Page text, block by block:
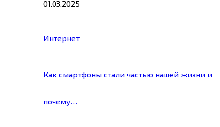
01.03.2025
Интернет
Как смартфоны стали частью нашей жизни и
почему…